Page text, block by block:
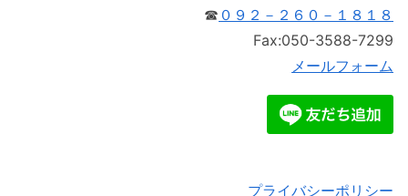
☎ ０９２－２６０－１８１８
Fax:050-3588-7299
メールフォーム
プライバシーポリシー